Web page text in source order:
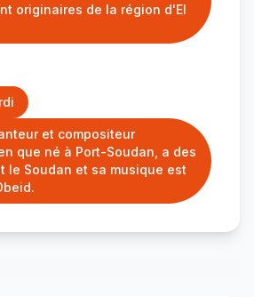
originaires de la région d'El
et compositeur
que né à Port-Soudan, a des
le Soudan et sa musique est